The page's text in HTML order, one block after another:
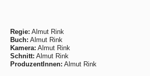
Regie: Almut Rink
Buch: Almut Rink
Kamera: Almut Rink
Schnitt: Almut Rink
ProduzentInnen: Almut Rink